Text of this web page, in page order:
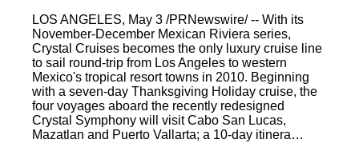
LOS ANGELES, May 3 /PRNewswire/ -- With its
November-December Mexican Riviera series,
Crystal Cruises becomes the only luxury cruise line
to sail round-trip from Los Angeles to western
Mexico's tropical resort towns in 2010. Beginning
with a seven-day Thanksgiving Holiday cruise, the
four voyages aboard the recently redesigned
Crystal Symphony will visit Cabo San Lucas,
Mazatlan and Puerto Vallarta; a 10-day itinera…